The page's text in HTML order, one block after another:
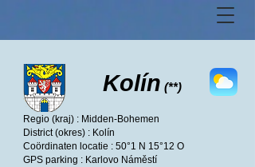
Kolín (**)
Regio (kraj) : Midden-Bohemen
District (okres) : Kolín
Coördinaten locatie : 50°1 N 15°12 O
GPS parking : Karlovo Náměstí